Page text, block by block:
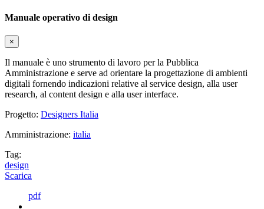
Manuale operativo di design
×
Il manuale è uno strumento di lavoro per la Pubblica
Amministrazione e serve ad orientare la progettazione di ambienti
digitali fornendo indicazioni relative al service design, alla user
research, al content design e alla user interface.
Progetto: Designers Italia
Amministrazione: italia
Tag:
design
Scarica
pdf